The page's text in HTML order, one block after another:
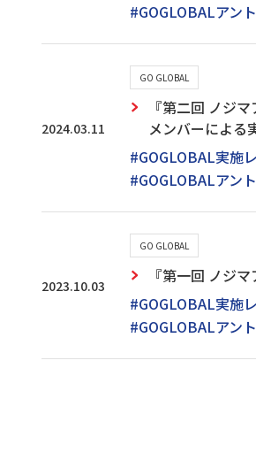
#GOGLOBALアン
2024.03.11
GO GLOBAL
『第二回 ノジ
メンバーによる
#GOGLOBAL実施
#GOGLOBALアン
2023.10.03
GO GLOBAL
『第一回 ノジ
#GOGLOBAL実施
#GOGLOBALアン